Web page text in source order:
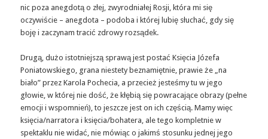
nic poza anegdotą o złej, zwyrodniałej Rosji, która mi się
oczywiście – anegdota – podoba i której lubię słuchać, gdy się
boję i zaczynam tracić zdrowy rozsądek.
Drugą, dużo istotniejszą sprawą jest postać Księcia Józefa
Poniatowskiego, grana niestety beznamiętnie, prawie że „na
biało” przez Karola Pochecia, a przecież jesteśmy tu w jego
głowie, w której nie dość, że kłębią się powracające obrazy (pełne
emocji i wspomnień), to jeszcze jest on ich częścią. Mamy więc
księcia/narratora i księcia/bohatera, ale tego kompletnie w
spektaklu nie widać, nie mówiąc o jakimś stosunku jednej jego